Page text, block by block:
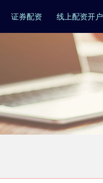
证券配资 线上配资开户